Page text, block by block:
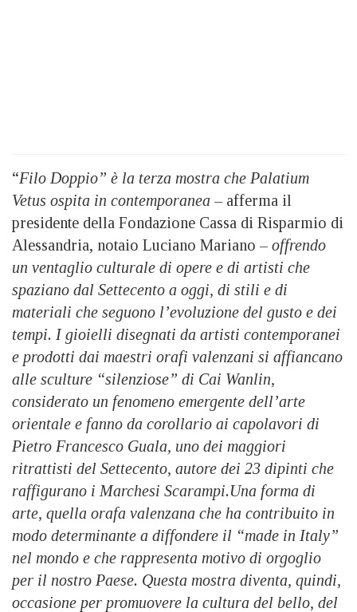
“Filo Doppio” è la terza mostra che Palatium
Vetus ospita in contemporanea – afferma il
presidente della Fondazione Cassa di Risparmio di
Alessandria, notaio Luciano Mariano – offrendo
un ventaglio culturale di opere e di artisti che
spaziano dal Settecento a oggi, di stili e di
materiali che seguono l’evoluzione del gusto e dei
tempi. I gioielli disegnati da artisti contemporanei
e prodotti dai maestri orafi valenzani si affiancano
alle sculture “silenziose” di Cai Wanlin,
considerato un fenomeno emergente dell’arte
orientale e fanno da corollario ai capolavori di
Pietro Francesco Guala, uno dei maggiori
ritrattisti del Settecento, autore dei 23 dipinti che
raffigurano i Marchesi Scarampi.Una forma di
arte, quella orafa valenzana che ha contribuito in
modo determinante a diffondere il “made in Italy”
nel mondo e che rappresenta motivo di orgoglio
per il nostro Paese. Questa mostra diventa, quindi,
occasione per promuovere la cultura del bello, del